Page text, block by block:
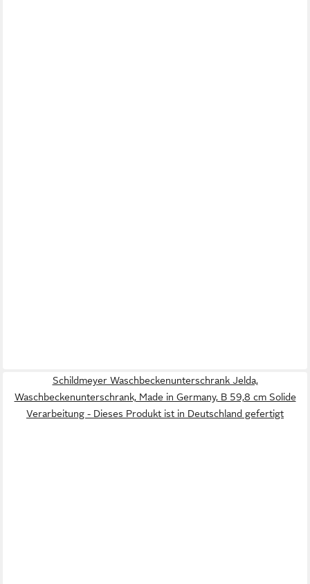
Schildmeyer Waschbeckenunterschrank Jelda,
Waschbeckenunterschrank, Made in Germany, B 59,8 cm Solide
Verarbeitung - Dieses Produkt ist in Deutschland gefertigt